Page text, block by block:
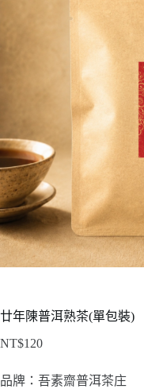
廿年陳普洱熟茶(單包裝)
NT$120
品牌：吾素齋普洱茶庄